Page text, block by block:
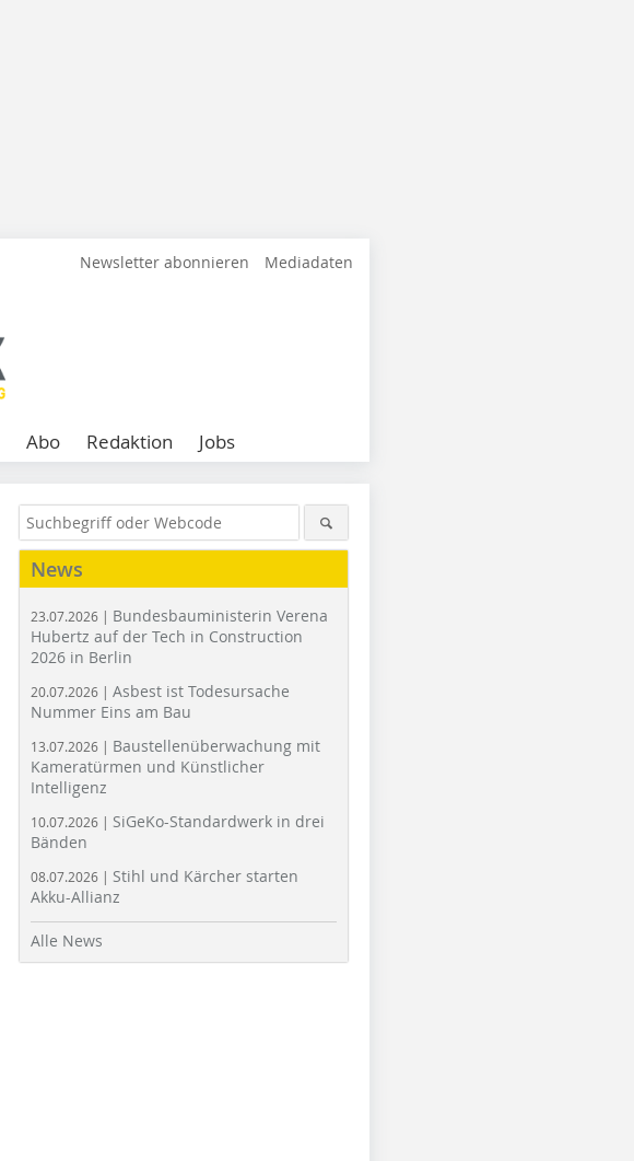
Newsletter abonnieren Mediadaten
Abo Redaktion Jobs
News
23.07.2026 | Bundesbauministerin Verena
Hubertz auf der Tech in Construction
2026 in Berlin
20.07.2026 | Asbest ist Todesursache
Nummer Eins am Bau
13.07.2026 | Baustellenüberwachung mit
Kameratürmen und Künstlicher
Intelligenz
10.07.2026 | SiGeKo-Standardwerk in drei
Bänden
08.07.2026 | Stihl und Kärcher starten
Akku-Allianz
Alle News